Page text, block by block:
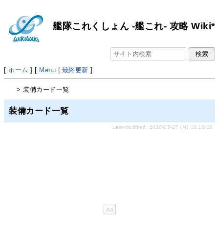
艦隊これくしょん -艦これ- 攻略 Wiki*
[ ホーム ] [ Menu | 最終更新 ]
> 装備カード一覧
装備カード一覧
Last-modified: 2026-07-27 (月) 18:19:19